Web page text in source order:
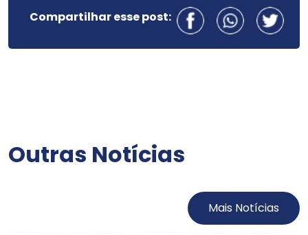
Compartilhar esse post:
Outras Notícias
Mais Notícias